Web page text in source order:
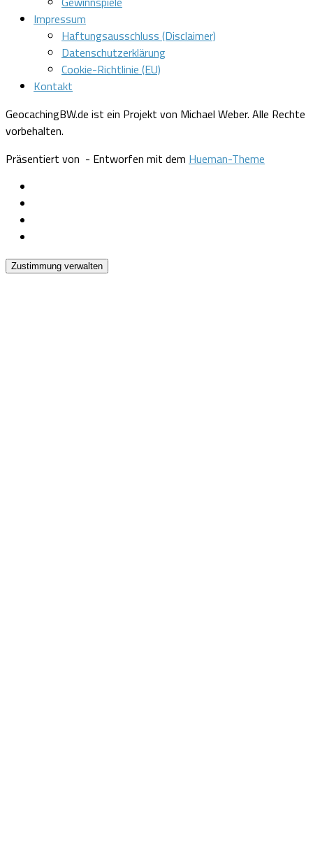
Impressum
Haftungsausschluss (Disclaimer)
Datenschutzerklärung
Cookie-Richtlinie (EU)
Kontakt
GeocachingBW.de ist ein Projekt von Michael Weber. Alle Rechte
vorbehalten.
Präsentiert von - Entworfen mit dem Hueman-Theme
Zustimmung verwalten